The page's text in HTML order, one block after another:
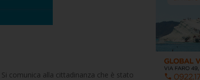
Si comunica alla cittadinanza che è stato